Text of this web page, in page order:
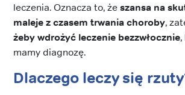
leczenia. Oznacza to, żeszansa na
maleje z czasem trwania choroby,
żeby wdrożyć leczenie bezzwłocznie
mamy diagnozę.
Dlaczego leczy się